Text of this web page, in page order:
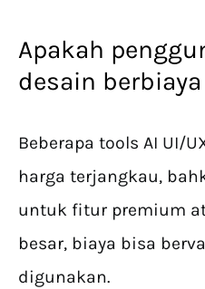
Apakah
desain
Beberapa tools AI UI/
harga terjangkau,
untuk fitur premium
besar, biaya bisa
digunakan.